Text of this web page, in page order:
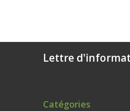
Lettre
Catégories